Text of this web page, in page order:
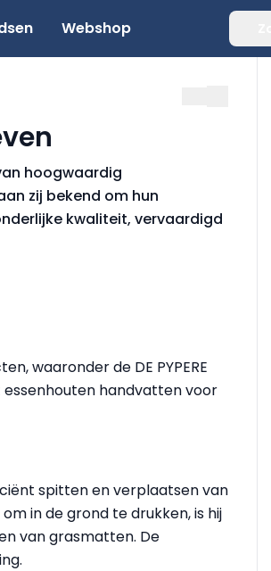
Webshop
hoogwaardig
zij bekend om hun
kwaliteit, vervaardigd
waaronder de DE PYPERE
essenhouten handvatten voor
spitten en verplaatsen van
in de grond te drukken, is hij
van grasmatten. De